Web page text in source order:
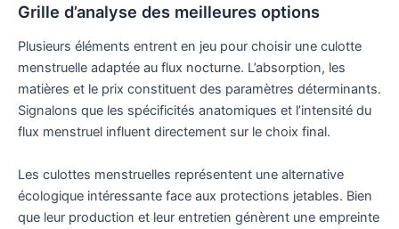
Grille d’analyse des meilleures options
Plusieurs éléments entrent en jeu pour choisir une culotte
menstruelle adaptée au flux nocturne. L’absorption, les
matières et le prix constituent des paramètres déterminants.
Signalons que les spécificités anatomiques et l’intensité du
flux menstruel influent directement sur le choix final.
Les culottes menstruelles représentent une alternative
écologique intéressante face aux protections jetables. Bien
que leur production et leur entretien génèrent une empreinte